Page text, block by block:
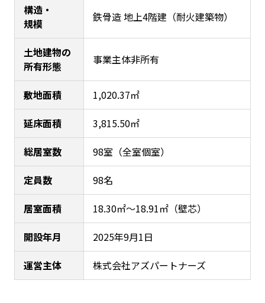
構造・
規模
鉄骨造 地上4階建（耐火建築物）
土地建物の
所有形態
事業主体非所有
敷地面積
1,020.37㎡
延床面積
3,815.50㎡
総居室数
98室（全室個室）
定員数
98名
居室面積
18.30㎡～18.91㎡（壁芯）
開設年月
2025年9月1日
運営主体
株式会社アズパートナーズ